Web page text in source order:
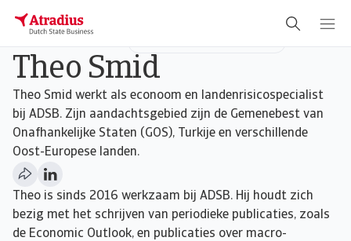
Senior Economist
Theo Smid
Theo Smid werkt als econoom en landenrisicospecialist
bij ADSB. Zijn aandachtsgebied zijn de Gemenebest van
Onafhankelijke Staten (GOS), Turkije en verschillende
Oost-Europese landen.
Theo is sinds 2016 werkzaam bij ADSB. Hij houdt zich
bezig met het schrijven van periodieke publicaties, zoals
de Economic Outlook, en publicaties over macro-